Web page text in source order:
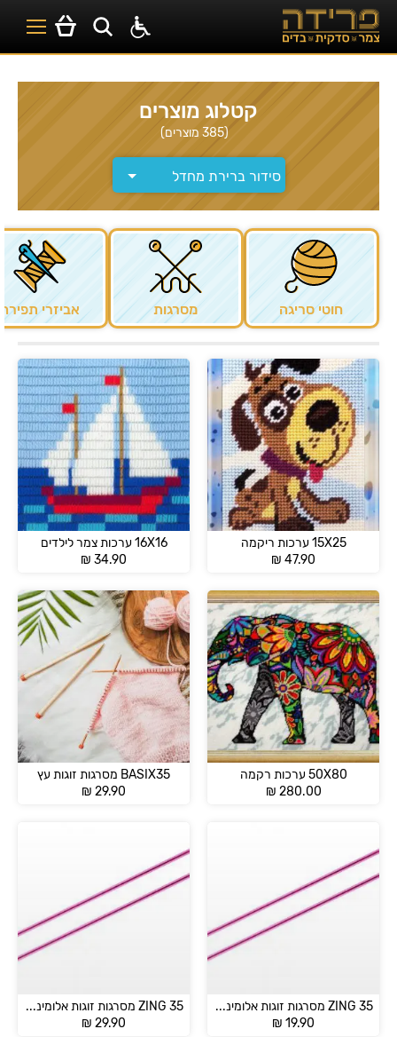
קטלוג מוצרים
(385 מוצרים)
חוטי סריגה מסרגות אביזרי תפירה
15X25 ערכות ריקמה
₪ 47.90
16X16 ערכות צמר לילדים
₪ 34.90
50X80 ערכות רקמה
₪ 280.00
BASIX35 מסרגות זוגות עץ
₪ 29.90
ZING 35 מסרגות זוגות אלומיניום מידות 2-5 מ"מ
₪ 19.90
ZING 35 מסרגות זוגות אלומיניום מידות 6-12 מ”מ
₪ 29.90